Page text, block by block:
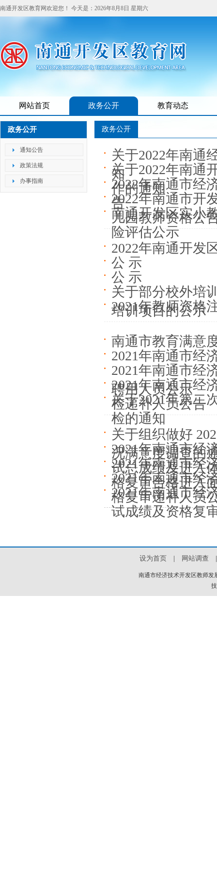
南通开发区教育网欢迎您！ 今天是： 2026年8月8日 星期六
网站首页 政务公开 教育动态
政务公开
通知公告
政策法规
办事指南
政务公开
关于2022年南通
知
关于2022年南通
作的通知
2022年南通市经
告
2022年南通市开
儿园教师资格公
南通开发区实小
险评估公示
2022年南通开发
公 示
公 示
关于部分校外培
培训项目的公示
2021年教师资格
南通市教育满意
2021年南通市经
2021年南通市经
聘用人员公示
2021年南通市经
检递补人员公告
关于2021年第二
检的通知
关于组织做好
况满意度调查的
2021年南通市经
试总成绩及进入
2021年南通市经
格复审合格进入
2021年南通市经
格复审递补人员
2021年南通市经
试成绩及资格复
设为首页 网站调查
南通市经济技术开发区教师发